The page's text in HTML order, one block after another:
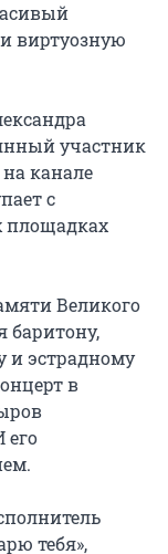
виртуозную
участник
канале
с
площадках
Великого
баритону,
и эстрадному
в
его
тебя»,